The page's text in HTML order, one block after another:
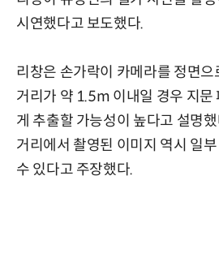
시연했다고 보도했다.
리창은 손가락이 카메라를 정면으
거리가 약 1.5m 이내일 경우 지문
게 추출할 가능성이 높다고 설명
거리에서 촬영된 이미지 역시 일
수 있다고 주장했다.